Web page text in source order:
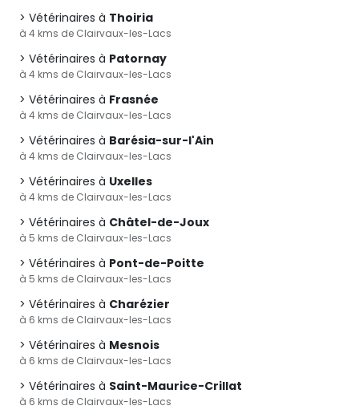
Vétérinaires à Thoiria
à 4 kms de Clairvaux-les-Lacs
Vétérinaires à Patornay
à 4 kms de Clairvaux-les-Lacs
Vétérinaires à Frasnée
à 4 kms de Clairvaux-les-Lacs
Vétérinaires à Barésia-sur-l'Ain
à 4 kms de Clairvaux-les-Lacs
Vétérinaires à Uxelles
à 4 kms de Clairvaux-les-Lacs
Vétérinaires à Châtel-de-Joux
à 5 kms de Clairvaux-les-Lacs
Vétérinaires à Pont-de-Poitte
à 5 kms de Clairvaux-les-Lacs
Vétérinaires à Charézier
à 6 kms de Clairvaux-les-Lacs
Vétérinaires à Mesnois
à 6 kms de Clairvaux-les-Lacs
Vétérinaires à Saint-Maurice-Crillat
à 6 kms de Clairvaux-les-Lacs